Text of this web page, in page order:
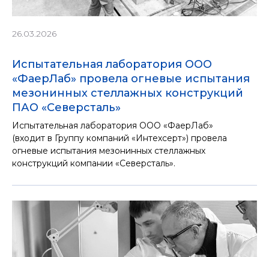
26.03.2026
Испытательная лаборатория ООО
«ФаерЛаб» провела огневые испытания
мезонинных стеллажных конструкций
ПАО «Северсталь»
Испытательная лаборатория ООО «ФаерЛаб»
(входит в Группу компаний «Интехсерт») провела
огневые испытания мезонинных стеллажных
конструкций компании «Северсталь».